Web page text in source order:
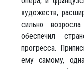
художеств,
сильно
обеспечил
прогресса.
ему самому,